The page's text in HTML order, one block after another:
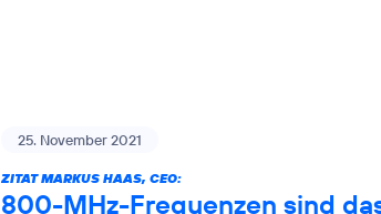
25. November 2021
ZITAT MARKUS HAAS, CEO:
800-MHz-Frequenzen sind